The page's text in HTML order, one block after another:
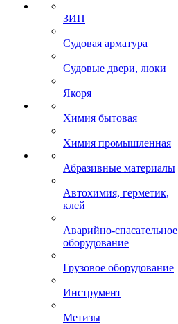
ЗИП
Судовая арматура
Судовые двери, люки
Якоря
Химия бытовая
Химия промышленная
Абразивные материалы
Автохимия, герметик,
клей
Аварийно-спасательное
оборудование
Грузовое оборудование
Инструмент
Метизы